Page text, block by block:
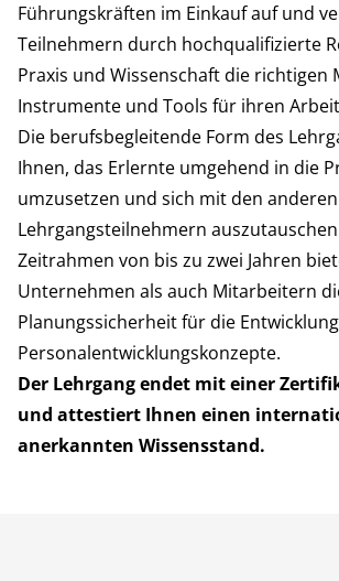
Führungskräften im Einkauf auf und
Teilnehmern durch hochqualifizierte
Praxis und Wissenschaft die richtigen
Instrumente und Tools für ihren
Die berufsbegleitende Form des
Ihnen, das Erlernte umgehend in die
umzusetzen und sich mit den anderen
Lehrgangsteilnehmern
Zeitrahmen von bis zu zwei Jahren
Unternehmen als auch Mitarbeitern
Planungssicherheit für die
Personalentwicklungskonzepte.
Der Lehrgang endet mit einer
und attestiert Ihnen einen
anerkannten Wissensstand.